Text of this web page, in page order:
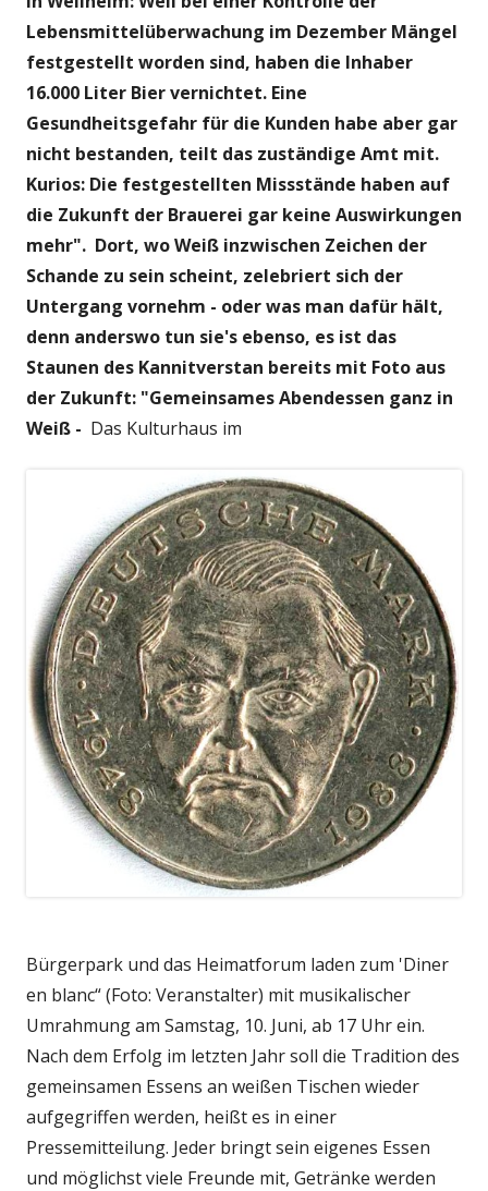
Lebensmittelüberwachung im Dezember Mängel
festgestellt worden sind, haben die Inhaber
16.000 Liter Bier vernichtet. Eine
Gesundheitsgefahr für die Kunden habe aber gar
nicht bestanden, teilt das zuständige Amt mit.
Kurios: Die festgestellten Missstände haben auf
die Zukunft der Brauerei gar keine Auswirkungen
mehr". Dort, wo Weiß inzwischen Zeichen der
Schande zu sein scheint, zelebriert sich der
Untergang vornehm - oder was man dafür hält,
denn anderswo tun sie's ebenso, es ist das
Staunen des Kannitverstan bereits mit Foto aus
der Zukunft: "Gemeinsames Abendessen ganz in
Weiß - Das Kulturhaus im
Bürgerpark und das Heimatforum laden zum 'Diner
en blanc“ (Foto: Veranstalter) mit musikalischer
Umrahmung am Samstag, 10. Juni, ab 17 Uhr ein.
Nach dem Erfolg im letzten Jahr soll die Tradition des
gemeinsamen Essens an weißen Tischen wieder
aufgegriffen werden, heißt es in einer
Pressemitteilung. Jeder bringt sein eigenes Essen
und möglichst viele Freunde mit, Getränke werden